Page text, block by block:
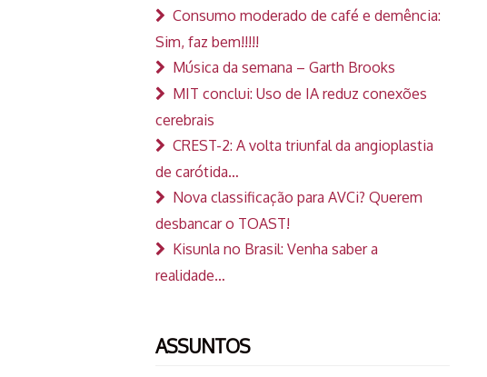
Consumo moderado de café e demência:
Sim, faz bem!!!!!
Música da semana – Garth Brooks
MIT conclui: Uso de IA reduz conexões
cerebrais
CREST-2: A volta triunfal da angioplastia
de carótida…
Nova classificação para AVCi? Querem
desbancar o TOAST!
Kisunla no Brasil: Venha saber a
realidade…
ASSUNTOS